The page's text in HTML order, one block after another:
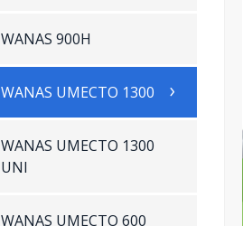
WANAS 900H
WANAS UMECTO 1300
WANAS UMECTO 1300
UNI
WANAS UMECTO 600